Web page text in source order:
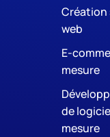
Création
web
E-
mesure
de
mesure